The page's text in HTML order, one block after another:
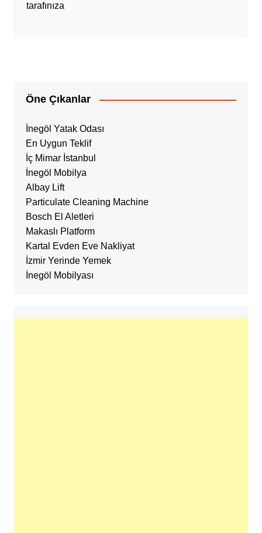
tarafınıza
Öne Çıkanlar
İnegöl Yatak Odası
En Uygun Teklif
İç Mimar İstanbul
İnegöl Mobilya
Albay Lift
Particulate Cleaning Machine
Bosch El Aletleri
Makaslı Platform
Kartal Evden Eve Nakliyat
İzmir Yerinde Yemek
İnegöl Mobilyası